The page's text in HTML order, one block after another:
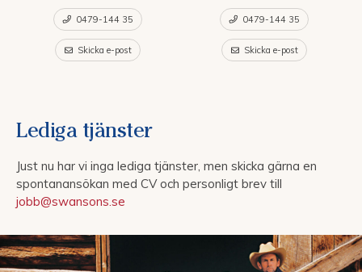
0479-144 35
Skicka e-post
0479-144 35
Skicka e-post
Lediga tjänster
Just nu har vi inga lediga tjänster, men skicka gärna en
spontanansökan med CV och personligt brev till
jobb@swansons.se